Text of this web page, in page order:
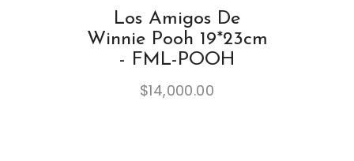
Los Amigos De
Winnie Pooh 19*23cm
- FML-POOH
$14,000.00